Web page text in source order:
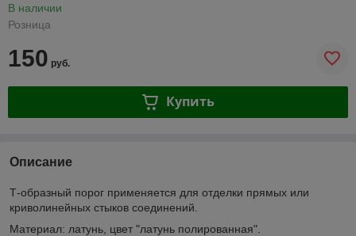
В наличии
Розница
150 руб.
Купить
Описание
Т-образный порог применяется для отделки прямых или
криволинейных стыков соединений.
Материал: латунь, цвет "латунь полированная".